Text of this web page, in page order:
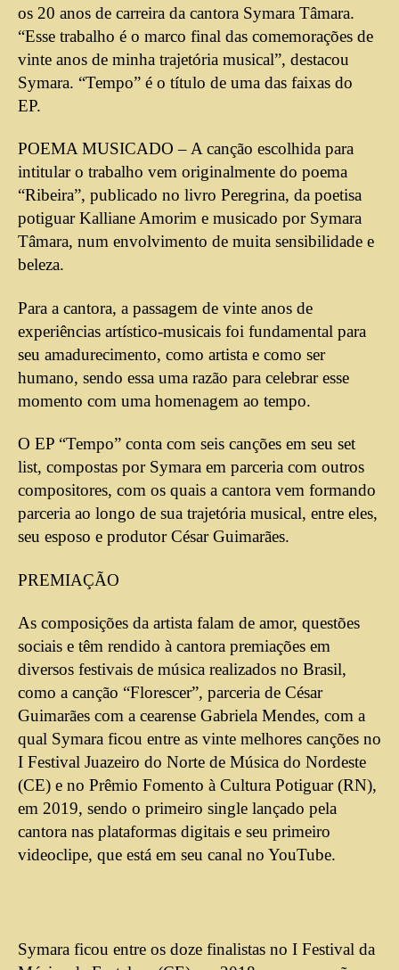
os 20 anos de carreira da cantora Symara Tâmara.
“Esse trabalho é o marco final das comemorações de
vinte anos de minha trajetória musical”, destacou
Symara. “Tempo” é o título de uma das faixas do
EP.
POEMA MUSICADO – A canção escolhida para
intitular o trabalho vem originalmente do poema
“Ribeira”, publicado no livro Peregrina, da poetisa
potiguar Kalliane Amorim e musicado por Symara
Tâmara, num envolvimento de muita sensibilidade e
beleza.
Para a cantora, a passagem de vinte anos de
experiências artístico-musicais foi fundamental para
seu amadurecimento, como artista e como ser
humano, sendo essa uma razão para celebrar esse
momento com uma homenagem ao tempo.
O EP “Tempo” conta com seis canções em seu set
list, compostas por Symara em parceria com outros
compositores, com os quais a cantora vem formando
parceria ao longo de sua trajetória musical, entre eles,
seu esposo e produtor César Guimarães.
PREMIAÇÃO
As composições da artista falam de amor, questões
sociais e têm rendido à cantora premiações em
diversos festivais de música realizados no Brasil,
como a canção “Florescer”, parceria de César
Guimarães com a cearense Gabriela Mendes, com a
qual Symara ficou entre as vinte melhores canções no
I Festival Juazeiro do Norte de Música do Nordeste
(CE) e no Prêmio Fomento à Cultura Potiguar (RN),
em 2019, sendo o primeiro single lançado pela
cantora nas plataformas digitais e seu primeiro
videoclipe, que está em seu canal no YouTube.
Symara ficou entre os doze finalistas no I Festival da